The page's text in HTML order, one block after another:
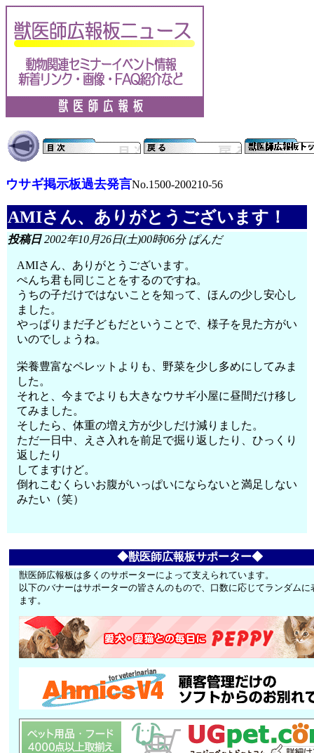
ウサギ掲示板過去発言No.1500-200210-56
AMIさん、ありがとうございます！
投稿日2002年10月26日(土)00時06分 ぱんだ
AMIさん、ありがとうございます。
ぺんち君も同じことをするのですね。
うちの子だけではないことを知って、ほんの少し安心し
ました。
やっぱりまだ子どもだということで、様子を見た方がい
いのでしょうね。
栄養豊富なペレットよりも、野菜を少し多めにしてみま
した。
それと、今までよりも大きなウサギ小屋に昼間だけ移し
てみました。
そしたら、体重の増え方が少しだけ減りました。
ただ一日中、えさ入れを前足で掘り返したり、ひっくり
返したり
してますけど。
倒れこむくらいお腹がいっぱいにならないと満足しない
みたい（笑）
◆獣医師広報板サポーター◆
獣医師広報板は多くのサポーターによって支えられています。
以下のバナーはサポーターの皆さんのもので、口数に応じてランダムに
ます。